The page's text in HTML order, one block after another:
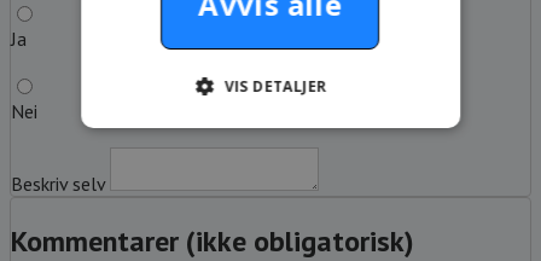
Ja
Nei
Beskriv selv
Kommentarer (ikke obligatorisk)
VIS DETALJER